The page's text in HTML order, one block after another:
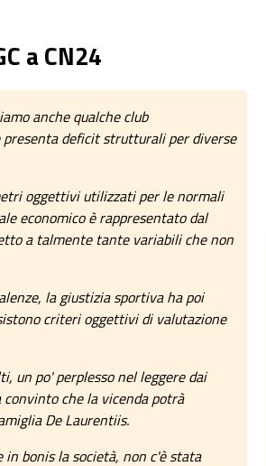
a CN24
anche qualche club
deficit strutturali per diverse
oggettivi utilizzati per le normali
economico è rappresentato dal
a talmente tante variabili che non
la giustizia sportiva ha poi
criteri oggettivi di valutazione
un po' perplesso nel leggere dai
che la vicenda potrà
De Laurentiis.
bonis la società, non c'è stata